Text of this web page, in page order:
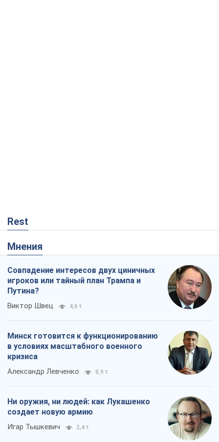
Rest
Мнения
Совпадение интересов двух циничных
игроков или тайный план Трампа и
Путина?
Виктор Швец 4,6 т.
Минск готовится к функционированию
в условиях масштабного военного
кризиса
Александр Левченко 8,9 т.
Ни оружия, ни людей: как Лукашенко
создает новую армию
Игар Тышкевич 2,4 т.